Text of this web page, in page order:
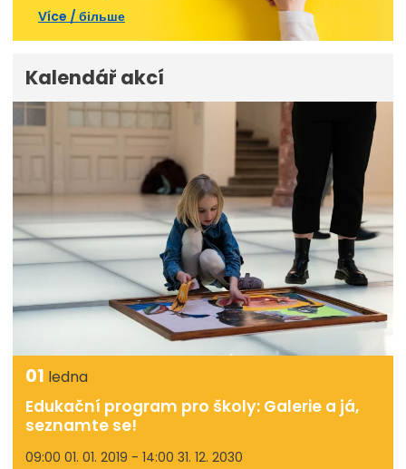
Více / більше
Kalendář akcí
01 ledna
Edukační program pro školy: Galerie a já,
seznamte se!
09:00 01. 01. 2019 - 14:00 31. 12. 2030